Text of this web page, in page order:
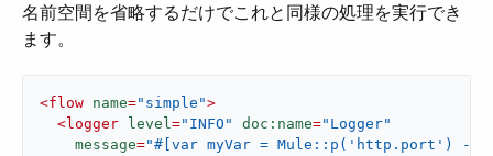
名前空間を省略するだけでこれと同様の処理を実行でき
ます。
<flow name="simple">
<logger level="INFO" doc:name="Logger"
message="#[var myVar = Mule::p('http.port') ---